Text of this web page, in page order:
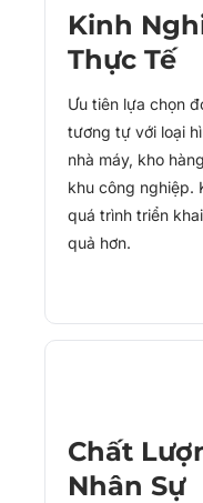
Kinh
Thực Tế
Ưu tiên lựa chọn
tương tự với loại
nhà máy, kho
khu công nghiệp.
quá trình triển
quả hơn.
Chất
Nhân Sự